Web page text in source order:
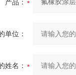
产品：
单位：
姓名：